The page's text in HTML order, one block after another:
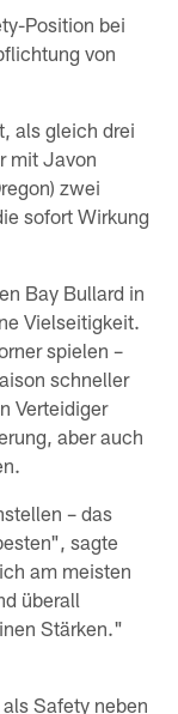
Position bei
von
als gleich drei
mit Javon
zwei
sofort Wirkung
Bay Bullard in
Vielseitigkeit.
spielen –
schneller
Verteidiger
aber auch
– das
sagte
am meisten
überall
Stärken."
Safety neben